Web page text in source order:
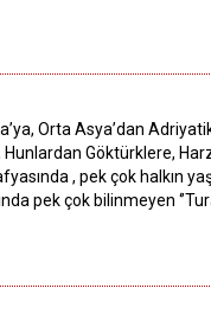
Orta Asya’dan
Göktürklere,
, pek çok halkın
pek çok bilinmeyen